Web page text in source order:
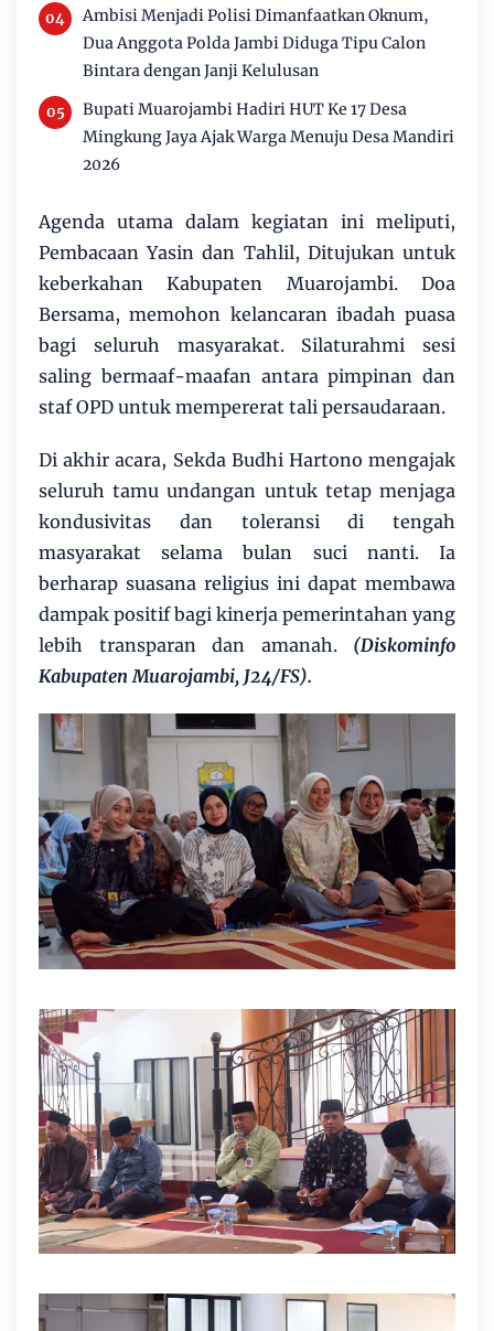
Ambisi Menjadi Polisi Dimanfaatkan Oknum,
Dua Anggota Polda Jambi Diduga Tipu Calon
Bintara dengan Janji Kelulusan
Bupati Muarojambi Hadiri HUT Ke 17 Desa
Mingkung Jaya Ajak Warga Menuju Desa Mandiri
2026
Agenda utama dalam kegiatan ini meliputi,
Pembacaan Yasin dan Tahlil, Ditujukan untuk
keberkahan Kabupaten Muarojambi. Doa
Bersama, memohon kelancaran ibadah puasa
bagi seluruh masyarakat. Silaturahmi sesi
saling bermaaf-maafan antara pimpinan dan
staf OPD untuk mempererat tali persaudaraan.
Di akhir acara, Sekda Budhi Hartono mengajak
seluruh tamu undangan untuk tetap menjaga
kondusivitas dan toleransi di tengah
masyarakat selama bulan suci nanti. Ia
berharap suasana religius ini dapat membawa
dampak positif bagi kinerja pemerintahan yang
lebih transparan dan amanah.(Diskominfo
Kabupaten Muarojambi, J24/FS).